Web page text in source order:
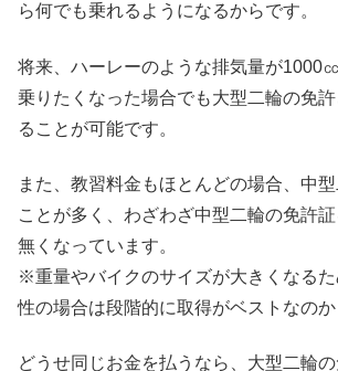
ら何でも乗れるようになるからです。
将来、ハーレーのような排気量が1000
乗りたくなった場合でも大型二輪の免
ることが可能です。
また、教習料金もほとんどの場合、中
ことが多く、わざわざ中型二輪の免許
無くなっています。
※重量やバイクのサイズが大きくなる
性の場合は段階的に取得がベストなのか
どうせ同じお金を払うなら、大型二輪